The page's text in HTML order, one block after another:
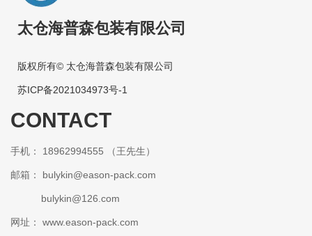
太仓海普森包装有限公司
版权所有© 太仓海普森包装有限公司
苏ICP备2021034973号-1
CONTACT
手机： 18962994555 （王先生）
邮箱： bulykin@eason-pack.com
bulykin@126.com
网址： www.eason-pack.com